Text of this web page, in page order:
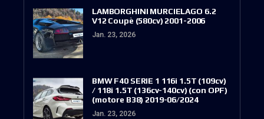
LAMBORGHINI MURCIELAGO 6.2
V12 Coupè (580cv) 2001-2006
Jan. 23, 2026
BMW F40 SERIE 1 116i 1.5T (109cv)
/ 118i 1.5T (136cv-140cv) (con OPF)
(motore B38) 2019-06/2024
Jan. 23, 2026